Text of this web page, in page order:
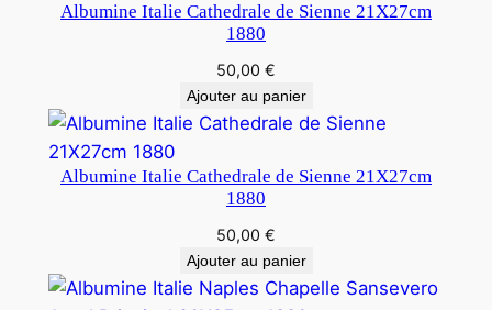
Albumine Italie Cathedrale de Sienne 21X27cm
1880
50,00 €
Ajouter au panier
Albumine Italie Cathedrale de Sienne 21X27cm
1880
50,00 €
Ajouter au panier